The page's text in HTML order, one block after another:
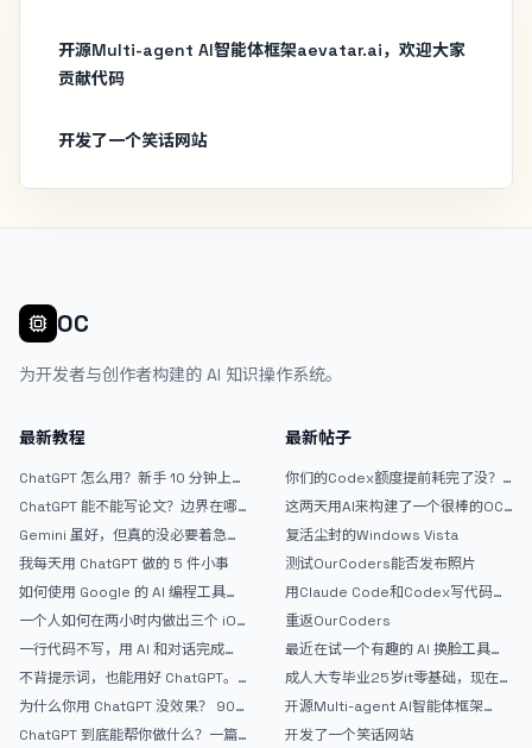
开源Multi-agent AI智能体框架aevatar.ai，欢迎大家
贡献代码
开发了一个笑话网站
OC
为开发者与创作者构建的 AI 知识操作系统。
最新教程
ChatGPT 怎么用？新手 10 分钟上手
ChatGPT 能不能写论文？边界在哪
Gemini 虽好，但真的没必要着急放
弃 ChatGPT
我每天用 ChatGPT 做的 5 件小事
如何使用 Google 的 AI 编程工具
AntiGravity：独立开发者的新时代
武器
一个人如何在两小时内做出三个 iOS
APP？｜AntiGravity + Gemini 3 实
战完整记录
一行代码不写，用 AI 和对话完成一
个完整网站：《图书天堂》实战记录
不背提示词，也能用好 ChatGPT。
一个万能提问模板
为什么你用 ChatGPT 没效果？ 90%
的人第一步就问错了
ChatGPT 到底能帮你做什么？一篇
最新帖子
你们的Codex额度提前耗完了没？
戒断反应如何？
这两天用AI来构建了一个很棒的OC
论坛精华区
复活尘封的Windows Vista
测试OurCoders能否发布照片
用Claude Code和Codex写代码真
的爽，但是App怎么挣钱还是很难啊
重返OurCoders
最近在试一个有趣的 AI 换脸工具，
效果挺不错
成人大专毕业25岁it零基础，现在想
考软件设计师，有什么好的建议吗，
谢谢！
开源Multi-agent AI智能体框架
aevatar.ai，欢迎大家贡献代码
开发了一个笑话网站